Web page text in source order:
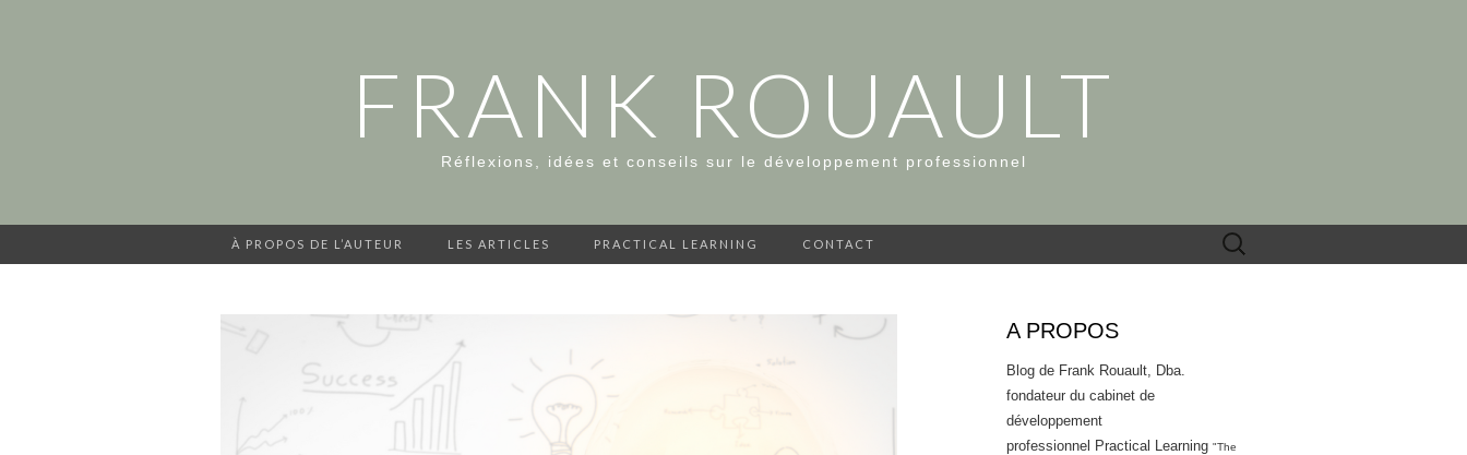
FRANK ROUAULT
Réflexions, idées et conseils sur le développement professionnel
À PROPOS DE L’AUTEUR LES ARTICLES PRACTICAL LEARNING CONTACT Rechercher :
A PROPOS
Blog de Frank Rouault, Dba.
fondateur du cabinet de
développement
professionnel Practical Learning "The